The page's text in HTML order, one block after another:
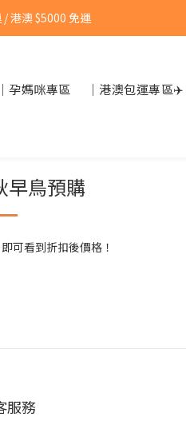
/ 港澳 $5000 免運
/ 港澳 $5000 免運
公寓🍎 享每月獨家優惠
/ 港澳 $5000 免運
｜孕媽咪專區 ｜港澳包運專區✈️
早鳥預購
可看到折扣後價格！
服務